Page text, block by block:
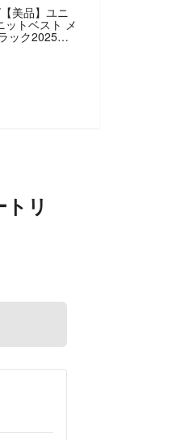
美品】ユニ
ットベスト メ
ック2025春
リ